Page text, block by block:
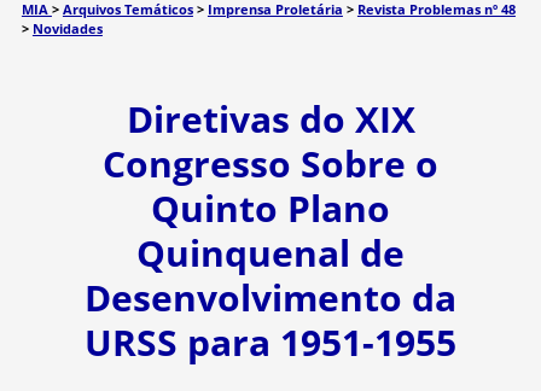
MIA > Arquivos Temáticos> Imprensa Proletária > Revista Problemas nº 48
> Novidades
Diretivas do XIX
Congresso Sobre o
Quinto Plano
Quinquenal de
Desenvolvimento da
URSS para 1951-1955